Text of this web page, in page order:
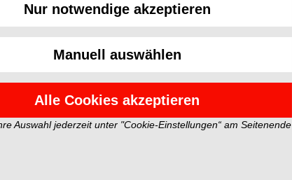
Praxisausweis, die Institutionskarte
der D-TRUST beantragt werden.
das Ausstellen elektronischer
(Kommunikation im Medizinwesen) sowie
(HBA), auch
über eine
Nur notwendige akzeptieren
Manuell auswählen
Alle Cookies akzeptieren
Auswahl jederzeit unter "Cookie-Einstellungen“ am Seitenende